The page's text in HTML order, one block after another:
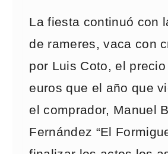
La fiesta continuó con
de rameres, vaca con
por Luis Coto, el
euros que el año que
el comprador, Manuel
Fernández “El